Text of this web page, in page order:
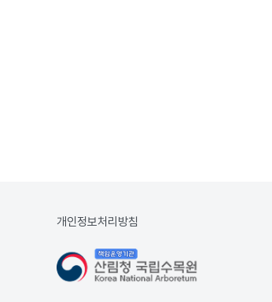
개인정보처리방침